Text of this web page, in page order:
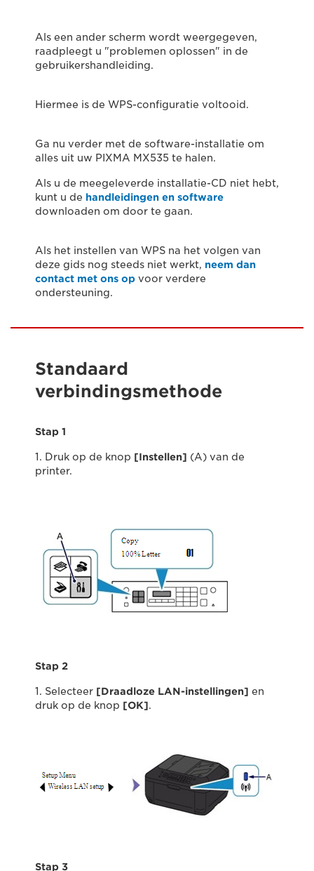
Als een ander scherm wordt weergegeven,
raadpleegt u "problemen oplossen" in de
gebruikershandleiding.
Hiermee is de WPS-configuratie voltooid.
Ga nu verder met de software-installatie om
alles uit uw PIXMA MX535 te halen.
Als u de meegeleverde installatie-CD niet hebt,
kunt u de handleidingen en software
downloaden om door te gaan.
Als het instellen van WPS na het volgen van
deze gids nog steeds niet werkt, neem dan
contact met ons op voor verdere
ondersteuning.
Standaard
verbindingsmethode
Stap 1
1. Druk op de knop [Instellen] (A) van de
printer.
Stap 2
1. Selecteer [Draadloze LAN-instellingen] en
druk op de knop [OK].
Stap 3